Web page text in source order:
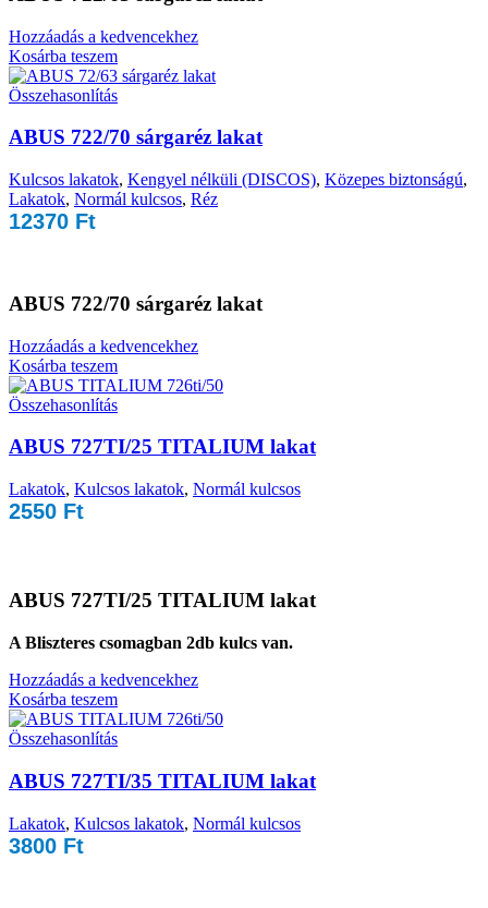
Hozzáadás a kedvencekhez
Kosárba teszem
Összehasonlítás
ABUS 722/70 sárgaréz lakat
Kulcsos lakatok, Kengyel nélküli (DISCOS), Közepes biztonságú,
Lakatok, Normál kulcsos, Réz
12370 Ft
ABUS 722/70 sárgaréz lakat
Hozzáadás a kedvencekhez
Kosárba teszem
Összehasonlítás
ABUS 727TI/25 TITALIUM lakat
Lakatok, Kulcsos lakatok, Normál kulcsos
2550 Ft
ABUS 727TI/25 TITALIUM lakat
A Bliszteres csomagban 2db kulcs van.
Hozzáadás a kedvencekhez
Kosárba teszem
Összehasonlítás
ABUS 727TI/35 TITALIUM lakat
Lakatok, Kulcsos lakatok, Normál kulcsos
3800 Ft